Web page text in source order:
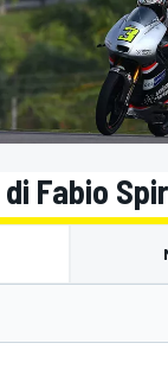
Fabio